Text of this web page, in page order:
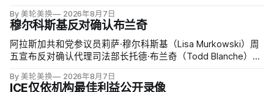
By 美轮美换 2026年8月7日
穆尔科斯基反对确认布兰奇
阿拉斯加共和党参议员莉萨·穆尔科斯基（Lisa Murkowski）周
五宣布反对确认代理司法部长托德·布兰奇（Todd Blanche），
By 美轮美换 2026年8月7日
ICE仅依机构最佳利益公开录像